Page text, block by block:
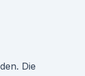
Die